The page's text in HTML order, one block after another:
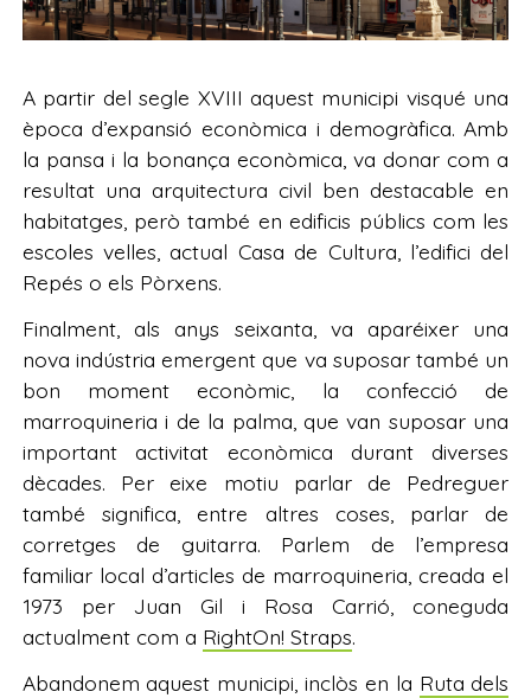
A partir del segle XVIII aquest municipi visqué una
època d’expansió econòmica i demogràfica. Amb
la pansa i la bonança econòmica, va donar com a
resultat una arquitectura civil ben destacable en
habitatges, però també en edificis públics com les
escoles velles, actual Casa de Cultura, l’edifici del
Repés o els Pòrxens.
Finalment, als anys seixanta, va aparéixer una
nova indústria emergent que va suposar també un
bon moment econòmic, la confecció de
marroquineria i de la palma, que van suposar una
important activitat econòmica durant diverses
dècades. Per eixe motiu parlar de Pedreguer
també significa, entre altres coses, parlar de
corretges de guitarra. Parlem de l’empresa
familiar local d’articles de marroquineria, creada el
1973 per Juan Gil i Rosa Carrió, coneguda
actualment com a RightOn! Straps.
Abandonem aquest municipi, inclòs en la Ruta dels